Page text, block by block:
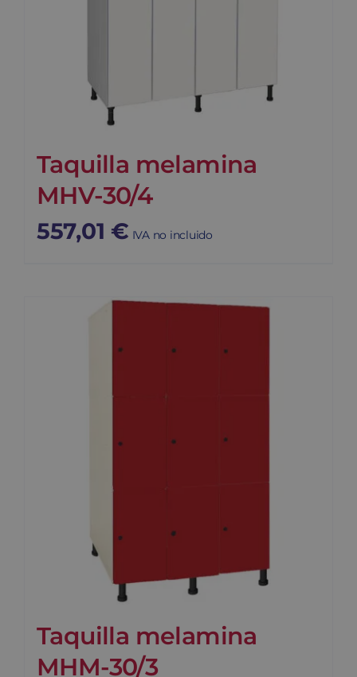
Taquilla melamina
MHV-30/4
557,01 € IVA no incluido
Taquilla melamina
MHM-30/3